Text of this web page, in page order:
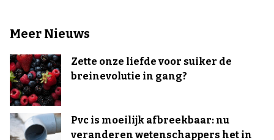
Meer Nieuws
Zette onze liefde voor suiker de
breinevolutie in gang?
Pvc is moeilijk afbreekbaar: nu
veranderen wetenschappers het in